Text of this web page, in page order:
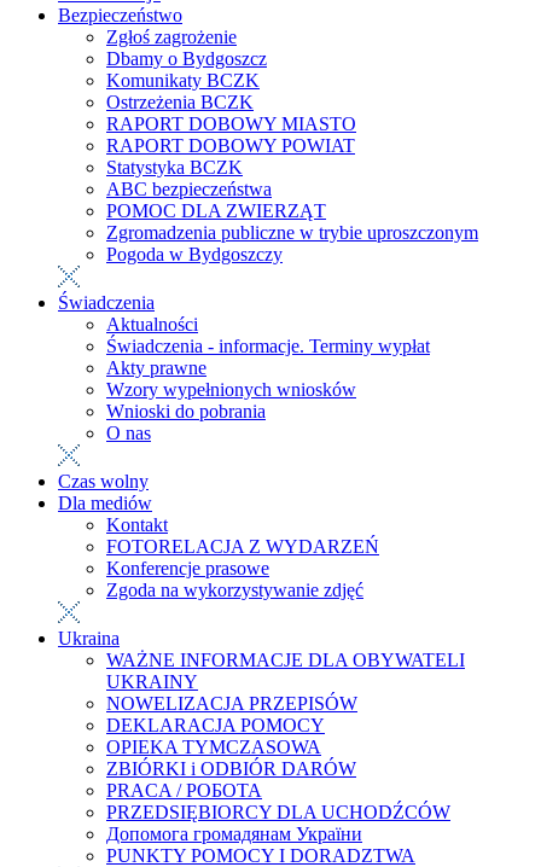
Bezpieczeństwo
Zgłoś zagrożenie
Dbamy o Bydgoszcz
Komunikaty BCZK
Ostrzeżenia BCZK
RAPORT DOBOWY MIASTO
RAPORT DOBOWY POWIAT
Statystyka BCZK
ABC bezpieczeństwa
POMOC DLA ZWIERZĄT
Zgromadzenia publiczne w trybie uproszczonym
Pogoda w Bydgoszczy
Świadczenia
Aktualności
Świadczenia - informacje. Terminy wypłat
Akty prawne
Wzory wypełnionych wniosków
Wnioski do pobrania
O nas
Czas wolny
Dla mediów
Kontakt
FOTORELACJA Z WYDARZEŃ
Konferencje prasowe
Zgoda na wykorzystywanie zdjęć
Ukraina
WAŻNE INFORMACJE DLA OBYWATELI
UKRAINY
NOWELIZACJA PRZEPISÓW
DEKLARACJA POMOCY
OPIEKA TYMCZASOWA
ZBIÓRKI i ODBIÓR DARÓW
PRACA / РОБОТА
PRZEDSIĘBIORCY DLA UCHODŹCÓW
Допомога громадянам України
PUNKTY POMOCY I DORADZTWA